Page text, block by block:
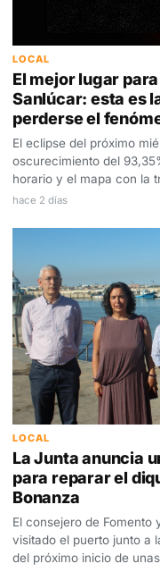
LOCAL
El mejor lugar
Sanlúcar: esta es
perderse el
El eclipse del próximo
oscurecimiento del
horario y el mapa con la
hace 2 días
LOCAL
La Junta anuncia
para reparar el
Bonanza
El consejero de Fomento
visitado el puerto junto a
del próximo inicio de